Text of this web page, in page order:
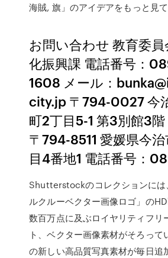
海賊, 旗」のアイデアをもっと見て
お問い合わせ 教育委員
化振興課 電話番号：
1608 メール：
city.jp 〒794-0027 今
町2丁目5-1 第3別館3
〒794-8511 愛媛県今
目4番地1 電話番号：
Shutterstockのコレクションには
ルクルーベクター画像ロゴ」の
数百万点に及ぶロイヤリティフリ
ト、ベクター画像素材がそろって
の新しい高品質写真素材が毎日追